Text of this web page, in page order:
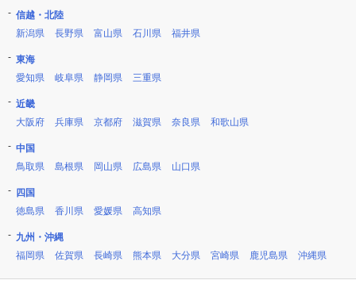
信越・北陸
新潟県
長野県 富山県 石川県 福井県
東海
愛知県
岐阜県 静岡県 三重県
近畿
大阪府
兵庫県 京都府 滋賀県 奈良県 和歌山県
中国
鳥取県
島根県 岡山県 広島県 山口県
四国
徳島県
香川県 愛媛県 高知県
九州・沖縄
福岡県
佐賀県 長崎県 熊本県 大分県 宮崎県 鹿児島県 沖縄県